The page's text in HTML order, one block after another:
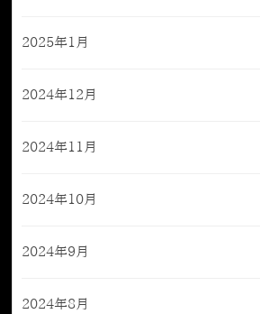
2025年1月
2024年12月
2024年11月
2024年10月
2024年9月
2024年8月